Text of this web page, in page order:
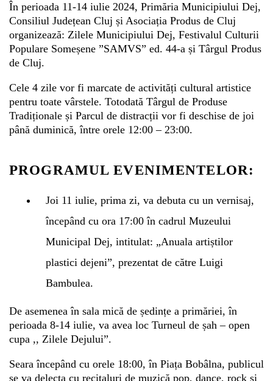
Whatsapp
În perioada 11-14 iulie 2024, Primăria Municipiului Dej,
Consiliul Județean Cluj și Asociația Produs de Cluj
organizează: Zilele Municipiului Dej, Festivalul Culturii
Populare Someșene ”SAMVS” ed. 44-a și Târgul Produs
de Cluj.
Cele 4 zile vor fi marcate de activități cultural artistice
pentru toate vârstele. Totodată Târgul de Produse
Tradiționale și Parcul de distracții vor fi deschise de joi
până duminică, între orele 12:00 – 23:00.
PROGRAMUL EVENIMENTELOR:
Joi 11 iulie, prima zi, va debuta cu un vernisaj,
începând cu ora 17:00 în cadrul Muzeului
Municipal Dej, intitulat: „Anuala artiștilor
plastici dejeni”, prezentat de către Luigi
Bambulea.
De asemenea în sala mică de ședințe a primăriei, în
perioada 8-14 iulie, va avea loc Turneul de șah – open
cupa ,, Zilele Dejului”.
Seara începând cu orele 18:00, în Piața Bobâlna, publicul
se va delecta cu recitaluri de muzică pop, dance, rock și